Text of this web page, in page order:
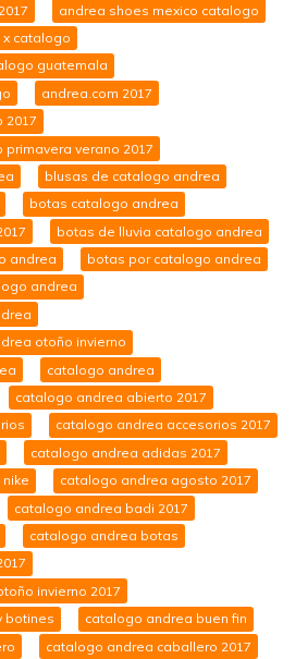
andrea shoes mexico catalogo
x catalogo
guatemala
andrea.com 2017
2017
verano 2017
blusas de catalogo andrea
botas catalogo andrea
botas de lluvia catalogo andrea
andrea
botas por catalogo andrea
andrea
otoño invierno
catalogo andrea
catalogo andrea abierto 2017
catalogo andrea accesorios 2017
catalogo andrea adidas 2017
catalogo andrea agosto 2017
catalogo andrea badi 2017
catalogo andrea botas
invierno 2017
botines
catalogo andrea buen fin
catalogo andrea caballero 2017